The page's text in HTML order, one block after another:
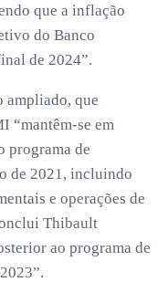
que a inflação
do Banco
de 2024”.
ampliado, que
“mantêm-se em
programa de
de 2021, incluindo
e operações de
Thibault
ao programa de